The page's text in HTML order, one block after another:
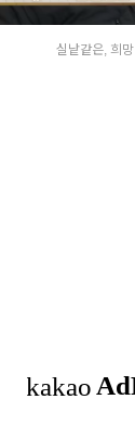
실낱같은, 희망